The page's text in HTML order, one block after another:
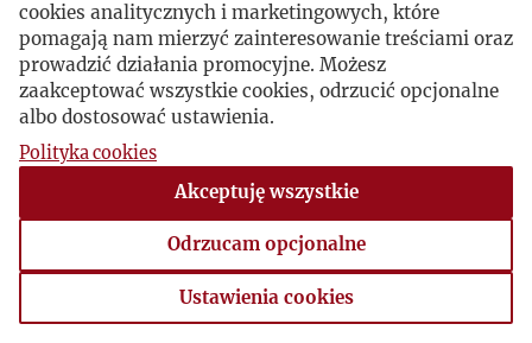
cookies analitycznych i marketingowych, które
pomagają nam mierzyć zainteresowanie treściami oraz
prowadzić działania promocyjne. Możesz
zaakceptować wszystkie cookies, odrzucić opcjonalne
albo dostosować ustawienia.
Polityka cookies
Akceptuję wszystkie
Odrzucam opcjonalne
Ustawienia cookies
Ustawienia cookies